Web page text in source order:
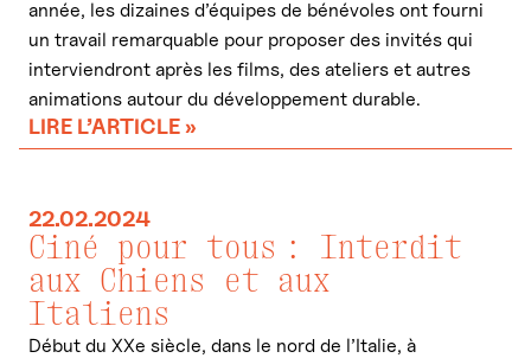
année, les dizaines d’équipes de bénévoles ont fourni
un travail remarquable pour proposer des invités qui
interviendront après les films, des ateliers et autres
animations autour du développement durable.
LIRE L’ARTICLE »
22.02.2024
Ciné pour tous : Interdit
aux Chiens et aux
Italiens
Début du XXe siècle, dans le nord de l’Italie, à